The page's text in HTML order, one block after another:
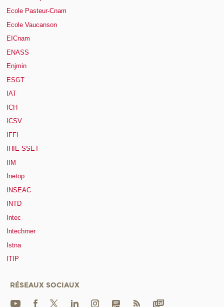
Ecole Pasteur-Cnam
Ecole Vaucanson
EICnam
ENASS
Enjmin
ESGT
IAT
ICH
ICSV
IFFI
IHIE-SSET
IIM
Inetop
INSEAC
INTD
Intec
Intechmer
Istna
ITIP
RÉSEAUX SOCIAUX